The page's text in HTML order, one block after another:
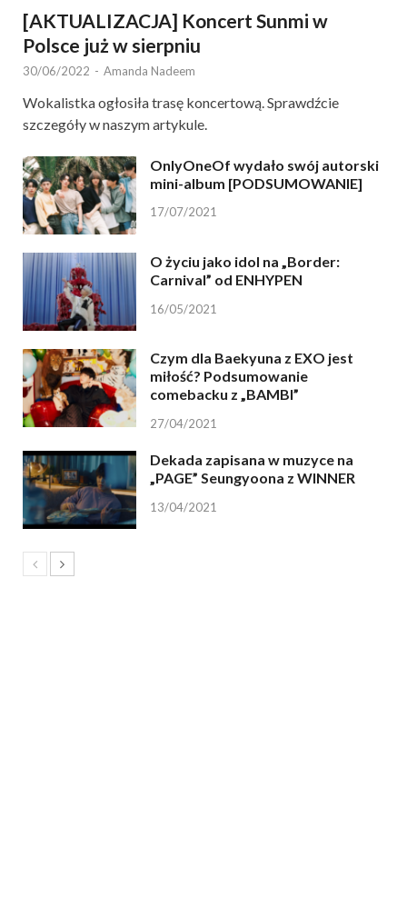
[AKTUALIZACJA] Koncert Sunmi w
Polsce już w sierpniu
30/06/2022 - Amanda Nadeem
Wokalistka ogłosiła trasę koncertową. Sprawdźcie
szczegóły w naszym artykule.
OnlyOneOf wydało swój autorski
mini-album [PODSUMOWANIE]
17/07/2021
O życiu jako idol na „Border:
Carnival” od ENHYPEN
16/05/2021
Czym dla Baekyuna z EXO jest
miłość? Podsumowanie
comebacku z „BAMBI”
27/04/2021
Dekada zapisana w muzyce na
„PAGE” Seungyoona z WINNER
13/04/2021